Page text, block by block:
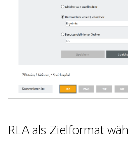
RLA als Zielformat